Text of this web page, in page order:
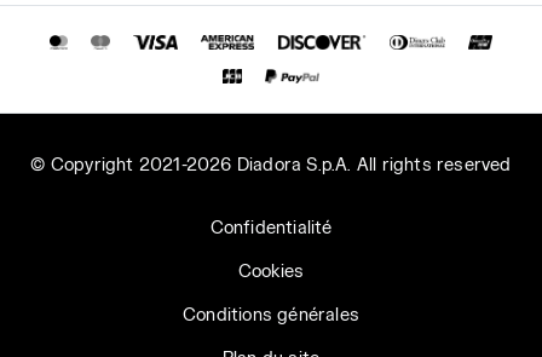
© Copyright 2021-2026 Diadora S.p.A. All rights reserved
Confidentialité
Cookies
Conditions générales